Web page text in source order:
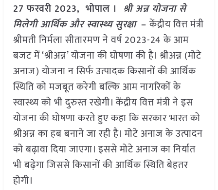
27 फरवरी 2023, भोपाल । श्री अन्न योजना से
मिलेगी आर्थिक और स्वास्थ्य सुरक्षा –केंद्रीय वित्त मंत्री
श्रीमती निर्मला सीतारमण ने वर्ष 2023-24 के आम
बजट में ‘श्रीअन्न’ योजना की घोषणा की है। श्रीअन्न (मोटे
अनाज) योजना न सिर्फ उत्पादक किसानों की आर्थिक
स्थिति को मजबूत करेगी बल्कि आम नागरिकों के
स्वास्थ्य को भी दुरुस्त रखेगी। केंद्रीय वित्त मंत्री ने इस
योजना की घोषणा करते हुए कहा कि सरकार भारत को
श्रीअन्न का हब बनाने जा रही है। मोटे अनाज के उत्पादन
को बढ़ावा दिया जाएगा। इससे मोटे अनाज का निर्यात
भी बढ़ेगा जिससे किसानों की आर्थिक स्थिति बेहतर
होगी।